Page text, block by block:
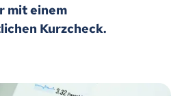
mit einem
Kurzcheck.